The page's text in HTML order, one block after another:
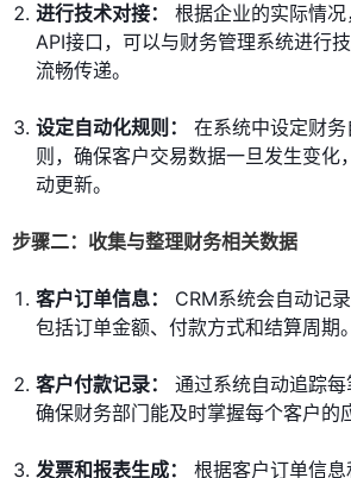
进行技术对接：
根据企业的实际情
API接口，可以与财务管理系统进行
流畅传递。
设定自动化规则：
在系统中设定财
则，确保客户交易数据一旦发生变化
动更新。
步骤二：收集与整理财务相关数据
客户订单信息：
CRM系统会自动记
包括订单金额、付款方式和结算周期。
客户付款记录：
通过系统自动追踪每
确保财务部门能及时掌握每个客户的
发票和报表生成：
根据客户订单信